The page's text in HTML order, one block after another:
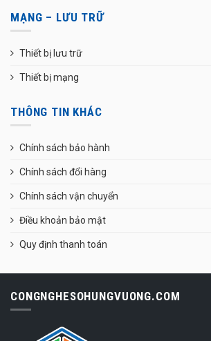
MẠNG – LƯU TRỮ
Thiết bị lưu trữ
Thiết bị mạng
THÔNG TIN KHÁC
Chính sách bảo hành
Chính sách đổi hàng
Chính sách vận chuyển
Điều khoản bảo mật
Quy định thanh toán
CONGNGHESOHUNGVUONG.COM